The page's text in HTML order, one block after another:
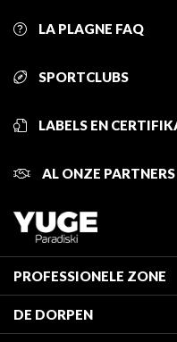
LA PLAGNE FAQ
SPORTCLUBS
LABELS EN
AL ONZE PARTNERS
PROFESSIONELE ZONE
Classificatie van de
DE DORPEN